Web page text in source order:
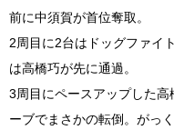
前に中須賀が首位奪取。
2周目に2台はドッグファイ
は高橋巧が先に通過。
3周目にペースアップした
ーブでまさかの転倒。がっ